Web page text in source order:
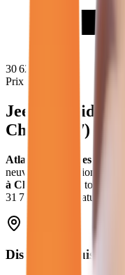
30 621
Prix moyen
Jeep Hybride
Chelles
77) -
Atlas Automobiles
neuves et d'occasion
à Chelles et dans toute la
31 780
€. Essai gratuit,
Distance depuis